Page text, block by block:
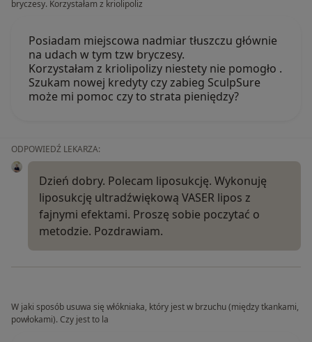
bryczesy. Korzystałam z kriolipoliz
Posiadam miejscowa nadmiar tłuszczu głównie
na udach w tym tzw bryczesy.
Korzystałam z kriolipolizy niestety nie pomogło .
Szukam nowej kredyty czy zabieg SculpSure
może mi pomoc czy to strata pieniędzy?
ODPOWIEDŹ LEKARZA:
Dzień dobry. Polecam liposukcję. Wykonuję
liposukcję ultradźwiękową VASER lipos z
fajnymi efektami. Proszę sobie poczytać o
metodzie. Pozdrawiam.
W jaki sposób usuwa się włókniaka, który jest w brzuchu (między tkankami,
powłokami). Czy jest to la